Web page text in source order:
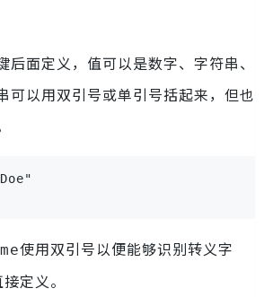
后面定义，值可以是数字、字符串、
可以用双引号或单引号括起来，但也
使用双引号以便能够识别转义字
定义。